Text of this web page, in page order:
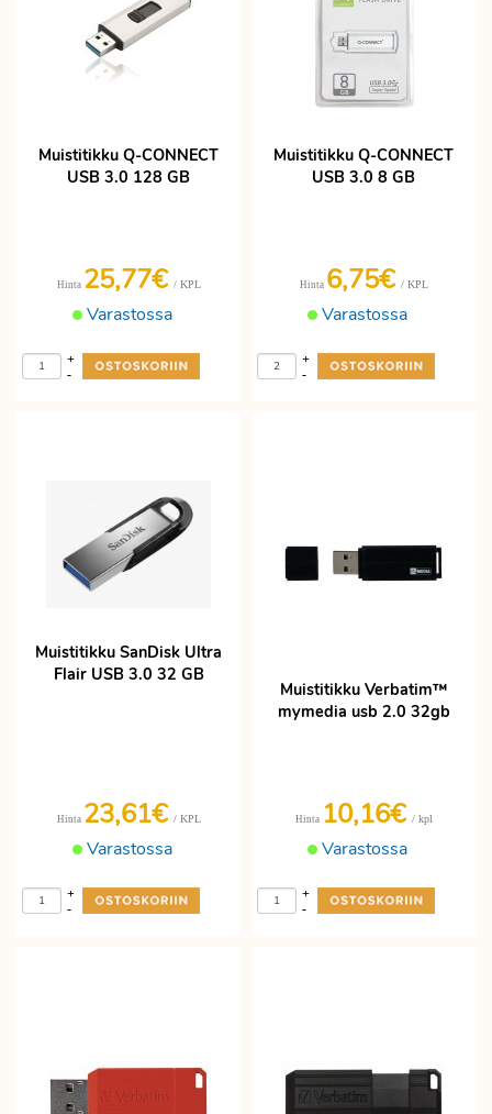
Muistitikku Q-CONNECT
USB 3.0 128 GB
Varastossa
Hinta 25,77€ / KPL
-
+
Muistitikku Q-CONNECT
USB 3.0 8 GB
Varastossa
Hinta 6,75€ / KPL
-
+
Muistitikku SanDisk Ultra
Flair USB 3.0 32 GB
Varastossa
Hinta 23,61€ / KPL
-
+
Muistitikku Verbatim™
mymedia usb 2.0 32gb
Varastossa
Hinta 10,16€ / kpl
-
+